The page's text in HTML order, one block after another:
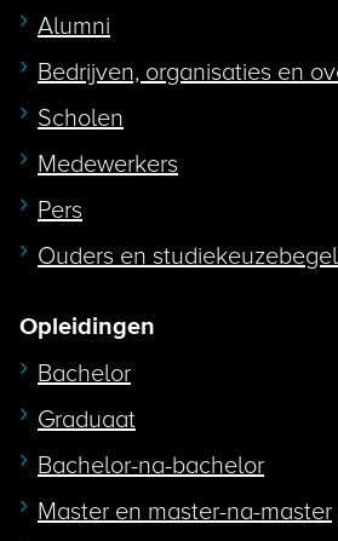
Alumni
Bedrijven, organisaties en
Scholen
Medewerkers
Pers
Ouders en
Opleidingen
Bachelor
Graduaat
Bachelor-na-bachelor
Master en master-na-master